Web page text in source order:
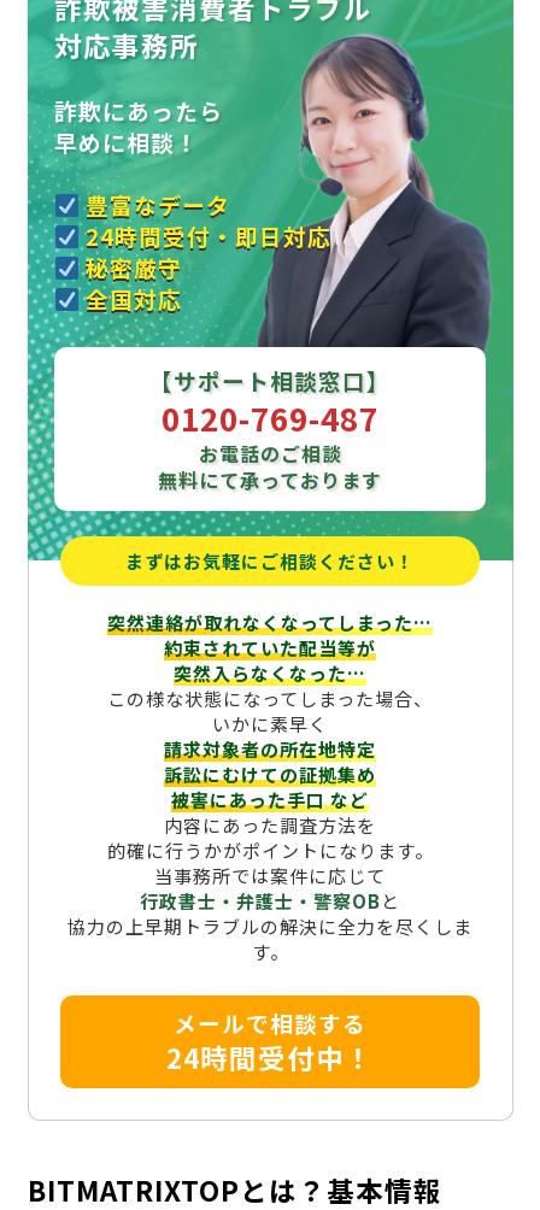
対応事務所
詐欺にあったら
早めに相談！
豊富なデータ
24時間受付・即日対応
秘密厳守
全国対応
【サポート相談窓口】
0120-769-487
お電話のご相談
無料にて承っております
まずはお気軽にご相談ください！
突然連絡が取れなくなってしまった…
約束されていた配当等が
突然入らなくなった…
この様な状態になってしまった場合、
いかに素早く
請求対象者の所在地特定
訴訟にむけての証拠集め
被害にあった手口など
内容にあった調査方法を
的確に行うかがポイントになります。
当事務所では案件に応じて
行政書士・弁護士・警察OBと
協力の上早期トラブルの解決に全力を尽くしま
す。
メールで相談する
24時間受付中！
BITMATRIXTOPとは？基本情報